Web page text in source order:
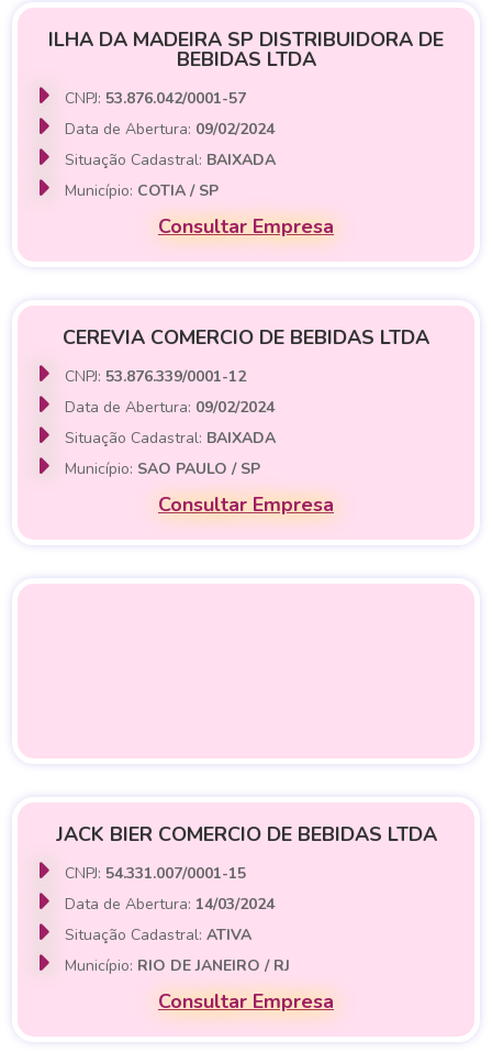
ILHA DA MADEIRA SP DISTRIBUIDORA DE
BEBIDAS LTDA
CNPJ: 53.876.042/0001-57
Data de Abertura: 09/02/2024
Situação Cadastral: BAIXADA
Município: COTIA / SP
Consultar Empresa
CEREVIA COMERCIO DE BEBIDAS LTDA
CNPJ: 53.876.339/0001-12
Data de Abertura: 09/02/2024
Situação Cadastral: BAIXADA
Município: SAO PAULO / SP
Consultar Empresa
JACK BIER COMERCIO DE BEBIDAS LTDA
CNPJ: 54.331.007/0001-15
Data de Abertura: 14/03/2024
Situação Cadastral:ATIVA
Município: RIO DE JANEIRO / RJ
Consultar Empresa